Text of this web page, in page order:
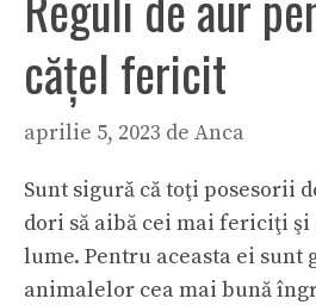
căţel fericit
aprilie 5, 2023 de Anca
Sunt sigură că toţi posesorii
dori să aibă cei mai fericiţi şi
lume. Pentru aceasta ei sunt
animalelor cea mai bună